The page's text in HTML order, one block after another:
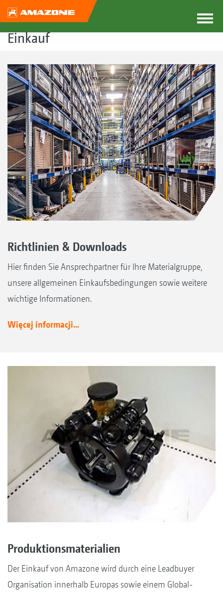
Einkauf
Richtlinien & Downloads
Hier finden Sie Ansprechpartner für Ihre Materialgruppe,
unsere allgemeinen Einkaufsbedingungen sowie weitere
wichtige Informationen.
Więcej informacji...
Produktionsmaterialien
Der Einkauf von Amazone wird durch eine Leadbuyer
Organisation innerhalb Europas sowie einem Global-